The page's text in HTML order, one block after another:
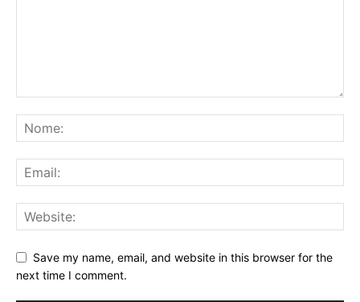
Save my name, email, and website in this browser for the
next time I comment.